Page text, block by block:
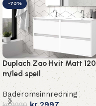
-70%
Duplach Zao Hvit Matt 120
m/led speil
Baderomsinnredning